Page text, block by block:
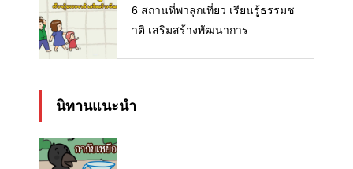
6 สถานที่พาลูกเที่ยว เรียนรู้ธรรมช
าติ เสริมสร้างพัฒนาการ
นิทานแนะนำ